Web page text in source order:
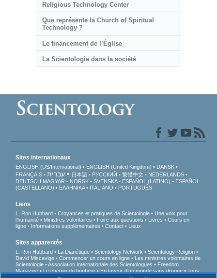
Religious Technology Center
Que représente la Church of Spiritual
Technology ?
Le financement de l’Église
La Scientologie dans la société
Sites internationaux
ENGLISH (US/International) ENGLISH (United Kingdom)
DANSK
FRANÇAIS
עברית 日本語 РУССКИЙ 繁體中文
NEDERLANDS
DEUTSCH MAGYAR NORSK SVENSKA ESPAÑOL (LATINO)
ESPAÑOL
(CASTELLANO)
ΕΛΛΗΝΙΚA ITALIANO PORTUGUÊS
Liens
L. Ron Hubbard Croyances et pratiques de Scientologie
Une voix pour
l’humanité
Ministres volontaires Foire aux questions Livres
Cours en
ligne
Informations supplémentaires Contact Lieux
Sites apparentés
L. Ron Hubbard La Dianétique Scientology Network
Scientology Religion
David Miscavige
Commencer un cours en ligne
Les ministres volontaires de
Scientologie
Association Internationale des Scientologues
Freedom
Magazine
Le chemin du bonheur En faveur d’un monde sans drogue
Tous